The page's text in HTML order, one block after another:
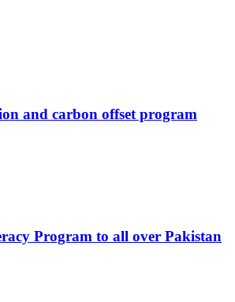
and carbon offset program
Program to all over Pakistan